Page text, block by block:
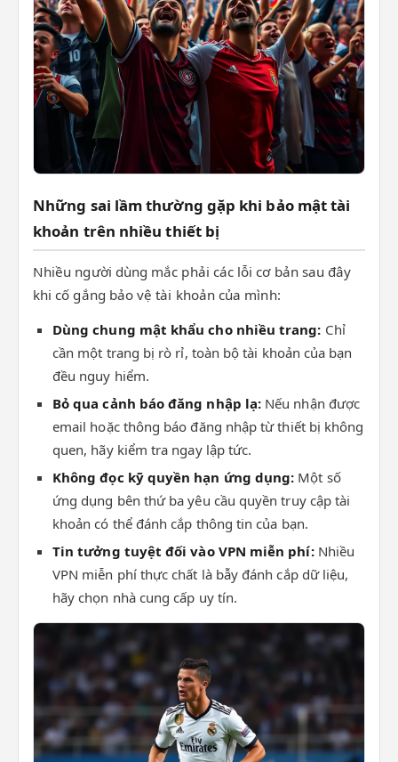
Những sai lầm thường gặp khi bảo mật tài
khoản trên nhiều thiết bị
Nhiều người dùng mắc phải các lỗi cơ bản sau đây
khi cố gắng bảo vệ tài khoản của mình:
Dùng chung mật khẩu cho nhiều trang: Chỉ
cần một trang bị rò rỉ, toàn bộ tài khoản của bạn
đều nguy hiểm.
Bỏ qua cảnh báo đăng nhập lạ: Nếu nhận được
email hoặc thông báo đăng nhập từ thiết bị không
quen, hãy kiểm tra ngay lập tức.
Không đọc kỹ quyền hạn ứng dụng: Một số
ứng dụng bên thứ ba yêu cầu quyền truy cập tài
khoản có thể đánh cắp thông tin của bạn.
Tin tưởng tuyệt đối vào VPN miễn phí:Nhiều
VPN miễn phí thực chất là bẫy đánh cắp dữ liệu,
hãy chọn nhà cung cấp uy tín.